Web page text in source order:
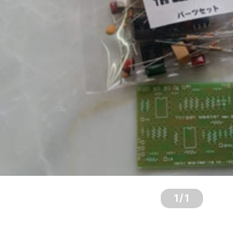
1 /1